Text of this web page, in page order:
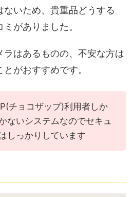
いため、貴重品どうする
がありました。
はあるものの、不安な方は
がおすすめです。
チョコザップ)利用者しか
ないシステムなのでセキュ
しっかりしています